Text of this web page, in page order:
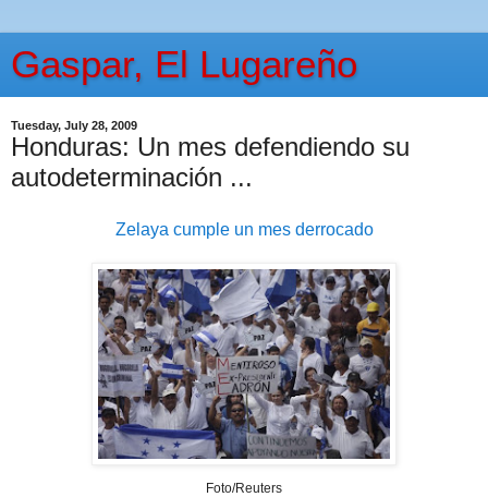
Gaspar, El Lugareño
Tuesday, July 28, 2009
Honduras: Un mes defendiendo su
autodeterminación ...
Zelaya cumple un mes derrocado
Foto/Reuters